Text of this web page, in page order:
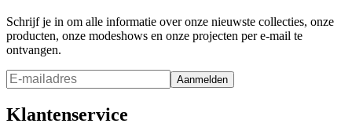
Schrijf je in om alle informatie over onze nieuwste collecties, onze
producten, onze modeshows en onze projecten per e-mail te
ontvangen.
Aanmelden
Klantenservice